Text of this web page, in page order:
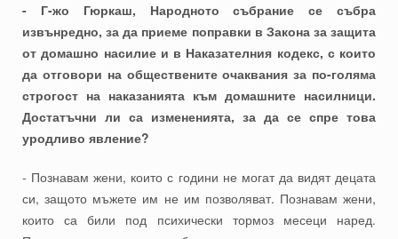
- Г-жо Гюркаш, Народното събрание се събра
извънредно, за да приеме поправки в Закона за защита
от домашно насилие и в Наказателния кодекс, с които
да отговори на обществените очаквания за по-голяма
строгост на наказанията към домашните насилници.
Достатъчни ли са измененията, за да се спре това
уродливо явление?
- Познавам жени, които с години не могат да видят децата
си, защото мъжете им не им позволяват. Познавам жени,
които са били под психически тормоз месеци наред.